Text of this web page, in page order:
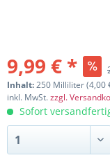
9,99 € *
Inhalt:250 Milliliter (4,00
inkl. MwSt.zzgl.
Sofort